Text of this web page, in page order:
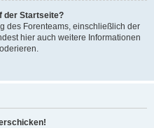
der Startseite?
des Forenteams, einschließlich der
hier auch weitere Informationen